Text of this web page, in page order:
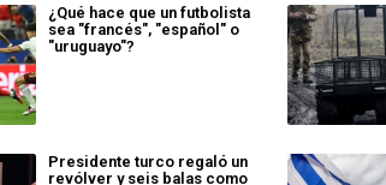
¿Qué hace que un futbolista
sea "francés", "español" o
"uruguayo"?
Presidente turco regaló un
revólver y seis balas como